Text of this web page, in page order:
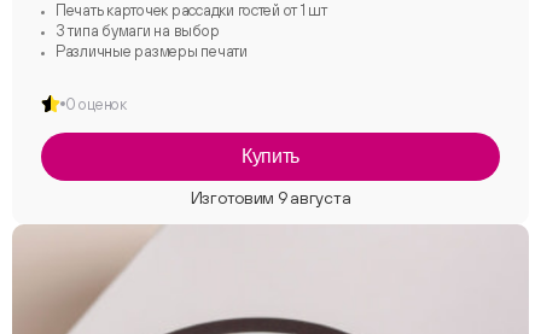
Печать карточек рассадки гостей от 1 шт
3 типа бумаги на выбор
Различные размеры печати
0 оценок
Купить